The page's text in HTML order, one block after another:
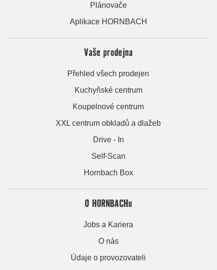
Plánovače
Aplikace HORNBACH
Vaše prodejna
Přehled všech prodejen
Kuchyňské centrum
Koupelnové centrum
XXL centrum obkladů a dlažeb
Drive - In
Self-Scan
Hornbach Box
O HORNBACHu
Jobs a Kariera
O nás
Údaje o provozovateli